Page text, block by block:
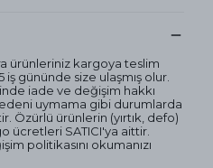
ürünleriniz kargoya teslim
gününde size ulaşmış olur.
iade ve değişim hakkı
uymama gibi durumlarda
Özürlü ürünlerin (yırtık, defo)
ücretleri SATICI'ya aittir.
politikasını okumanızı